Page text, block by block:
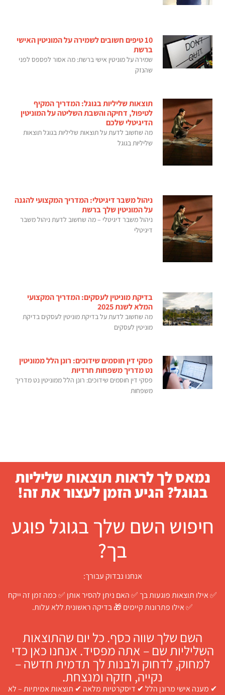
10 טיפים חשובים לשמירה על המוניטין האישי
ברשת
שמירה על מוניטין אישי ברשת: מה אסור לפספס לפני
שהנזק
תוצאות שליליות בגוגל: המדריך המקיף
לטיפול, דחיקה והשבת השליטה על המוניטין
הדיגיטלי שלכם
מה שחשוב לדעת על תוצאות שליליות בגוגל תוצאות
שליליות בגוגל
ניהול משבר דיגיטלי: המדריך המקצועי להגנה
על המוניטין שלך ברשת
ניהול משבר דיגיטלי – מה שחשוב לדעת ניהול משבר
דיגיטלי
בדיקת מוניטין לעסקים: המדריך המקצועי
המלא לשנת 2025
מה שחשוב לדעת על בדיקת מוניטין לעסקים בדיקת
מוניטין לעסקים
פסקי דין חוסמים שידוכים: רונן הלל ממוניטין
נט מדריך משפחות חרדיות
פסקי דין חוסמים שידוכים: רונן הלל ממוניטין נט מדריך
משפחות
נמאס לך לראות תוצאות שליליות
בגוגל? הגיע הזמן לעצור את זה!
חיפוש השם שלך בגוגל פוגע
בך?
אנחנו נבדוק עבורך:
✅ אילו תוצאות פוגעות בך ✅ האם ניתן להסיר אותן ✅ כמה זמן זה ייקח
✅ אילו פתרונות קיימים 🎁 בדיקה ראשונית ללא עלות.
השם שלך שווה כסף. כל יום שהתוצאות
השליליות שם – אתה מפסיד. אנחנו כאן כדי
למחוק, לדחוק ולבנות לך תדמית חדשה –
נקייה, חזקה ומנצחת.
✔ מענה אישי מרונן הלל ✔ דיסקרטיות מלאה ✔ תוצאות אמיתיות – לא